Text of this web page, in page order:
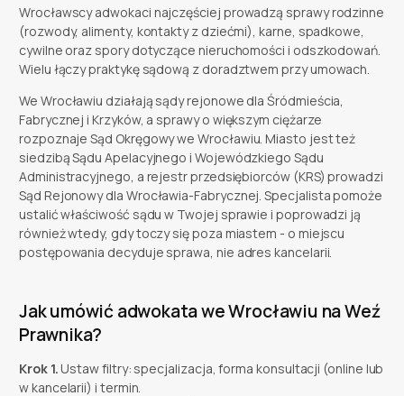
Wrocławscy adwokaci najczęściej prowadzą sprawy rodzinne
(rozwody, alimenty, kontakty z dziećmi), karne, spadkowe,
cywilne oraz spory dotyczące nieruchomości i odszkodowań.
Wielu łączy praktykę sądową z doradztwem przy umowach.
We Wrocławiu działają sądy rejonowe dla Śródmieścia,
Fabrycznej i Krzyków, a sprawy o większym ciężarze
rozpoznaje Sąd Okręgowy we Wrocławiu. Miasto jest też
siedzibą Sądu Apelacyjnego i Wojewódzkiego Sądu
Administracyjnego, a rejestr przedsiębiorców (KRS) prowadzi
Sąd Rejonowy dla Wrocławia-Fabrycznej. Specjalista pomoże
ustalić właściwość sądu w Twojej sprawie i poprowadzi ją
również wtedy, gdy toczy się poza miastem - o miejscu
postępowania decyduje sprawa, nie adres kancelarii.
Jak umówić adwokata we Wrocławiu na Weź
Prawnika?
Krok 1.Ustaw filtry: specjalizacja, forma konsultacji (online lub
w kancelarii) i termin.